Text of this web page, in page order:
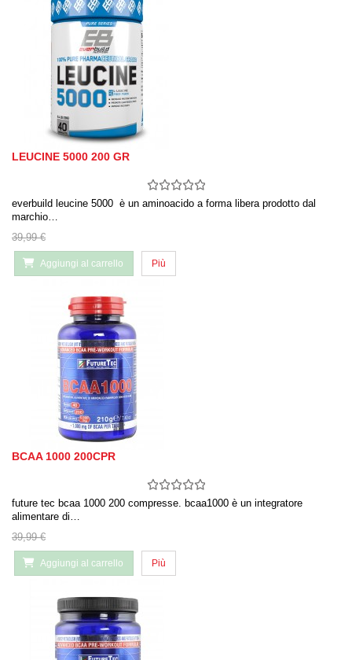
LEUCINE 5000 200 GR
everbuild leucine 5000 è un aminoacido a forma libera prodotto dal
marchio…
39,99 €
Aggiungi al carrello Più
BCAA 1000 200CPR
future tec bcaa 1000 200 compresse. bcaa1000 è un integratore
alimentare di…
39,99 €
Aggiungi al carrello Più